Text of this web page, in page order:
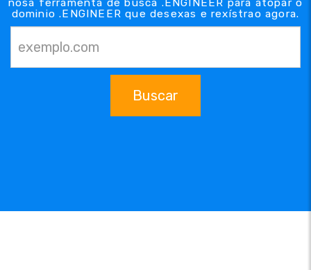
dominio .ENGINEER que desexas e rexístrao agora.
Buscar